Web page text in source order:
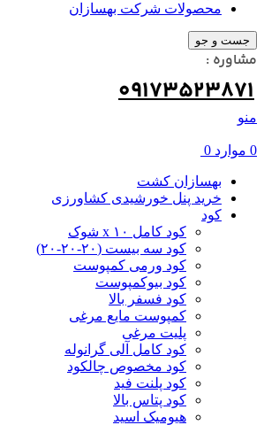
محصولات شرکت بهسازان
جست و جو
مشاوره :
09173523871
منو
0 موارد 0
بهسازان کشت
خرید پنل خورشیدی کشاورزی
کود
کود کامل ۱۰ x شوک
کود سه بیست (۲۰-۲۰-۲۰)
کود ورمی کمپوست
کود بیوکمپوست
کود فسفر بالا
کمپوست مایع مرغی
پلیت مرغی
کود کامل آلی گرانوله
کود مخصوص چالکود
کود پلنت فید
کود پتاس بالا
هیومیک اسید